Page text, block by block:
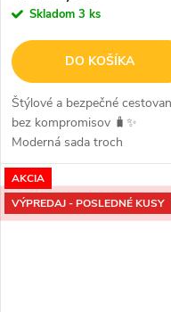
Skladom 3 ks
DO KOŠÍKA
Štýlové a bezpečné
bez kompromisov 🧳✨
Moderná sada troch
cestovných kufrov v
prevedení s elegantnými
hnedými detailmi je navrhnutá
pre maximálny komfort,...
AKCIA
VÝPREDAJ - POSLEDNÉ KUSY